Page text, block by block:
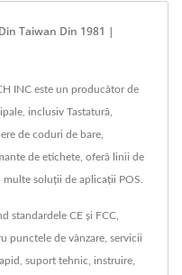
Taiwan Din 1981 |
INC este un producător de
inclusiv Tastatură,
de coduri de bare,
de etichete, oferă linii de
soluții de aplicații POS.
standardele CE și FCC,
punctele de vânzare, servicii
suport tehnic, instruire,